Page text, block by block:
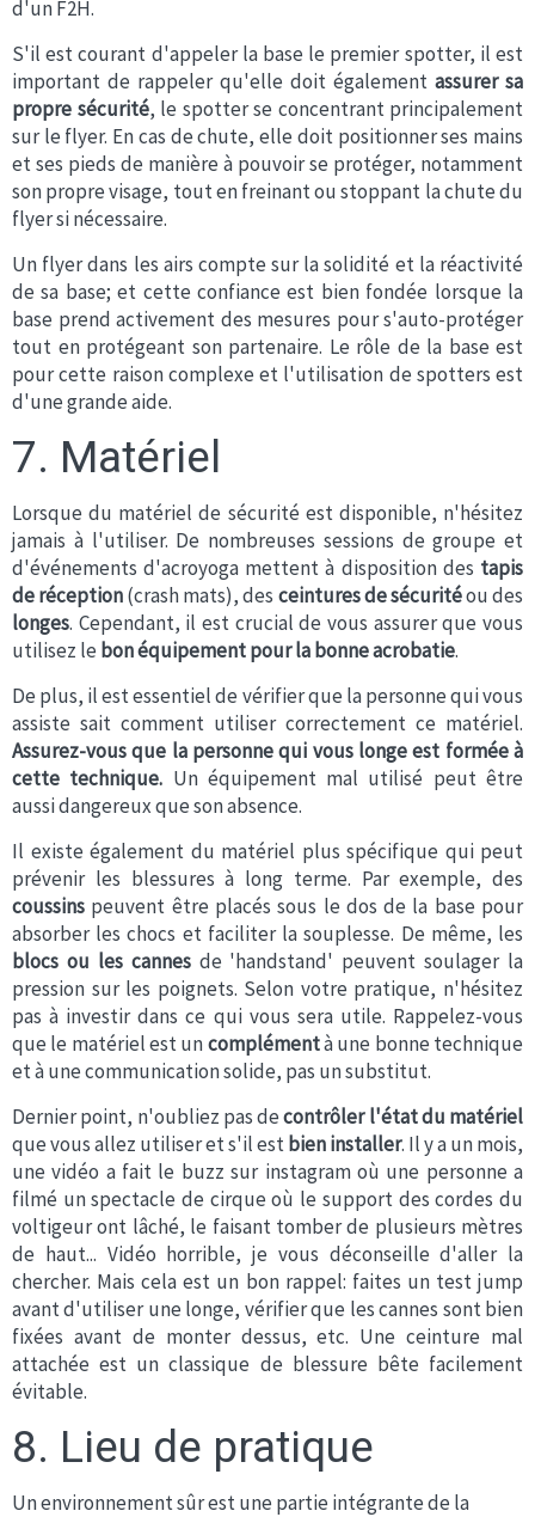
d'un F2H.
S'il est courant d'appeler la base le premier spotter, il est
important de rappeler qu'elle doit également assurer sa
propre sécurité, le spotter se concentrant principalement
sur le flyer. En cas de chute, elle doit positionner ses mains
et ses pieds de manière à pouvoir se protéger, notamment
son propre visage, tout en freinant ou stoppant la chute du
flyer si nécessaire.
Un flyer dans les airs compte sur la solidité et la réactivité
de sa base; et cette confiance est bien fondée lorsque la
base prend activement des mesures pour s'auto-protéger
tout en protégeant son partenaire. Le rôle de la base est
pour cette raison complexe et l'utilisation de spotters est
d'une grande aide.
7. Matériel
Lorsque du matériel de sécurité est disponible, n'hésitez
jamais à l'utiliser. De nombreuses sessions de groupe et
d'événements d'acroyoga mettent à disposition des tapis
de réception(crash mats), des ceintures de sécuritéou des
longes. Cependant, il est crucial de vous assurer que vous
utilisez le bon équipement pour la bonne acrobatie.
De plus, il est essentiel de vérifier que la personne qui vous
assiste sait comment utiliser correctement ce matériel.
Assurez-vous que la personne qui vous longe est formée à
cette technique. Un équipement mal utilisé peut être
aussi dangereux que son absence.
Il existe également du matériel plus spécifique qui peut
prévenir les blessures à long terme. Par exemple, des
coussins peuvent être placés sous le dos de la base pour
absorber les chocs et faciliter la souplesse. De même, les
blocs ou les cannesde 'handstand' peuvent soulager la
pression sur les poignets. Selon votre pratique, n'hésitez
pas à investir dans ce qui vous sera utile. Rappelez-vous
que le matériel est uncomplémentà une bonne technique
et à une communication solide, pas un substitut.
Dernier point, n'oubliez pas decontrôler l'état du matériel
que vous allez utiliser et s'il est bien installer. Il y a un mois,
une vidéo a fait le buzz sur instagram où une personne a
filmé un spectacle de cirque où le support des cordes du
voltigeur ont lâché, le faisant tomber de plusieurs mètres
de haut... Vidéo horrible, je vous déconseille d'aller la
chercher. Mais cela est un bon rappel: faites un test jump
avant d'utiliser une longe, vérifier que les cannes sont bien
fixées avant de monter dessus, etc. Une ceinture mal
attachée est un classique de blessure bête facilement
évitable.
8. Lieu de pratique
Un environnement sûr est une partie intégrante de la